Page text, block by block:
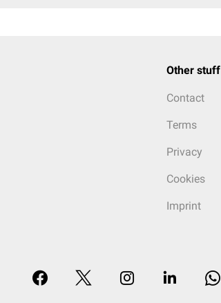
Other stuff
Contact
Terms
Privacy
Cookies
Imprint